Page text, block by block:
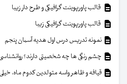
قالب پاورپوینت گرافیکی و طرح دار زیبا
قالب پاورپوینت گرافیکی زیبا
نمونه تدریس درس اول هدیه آسمان پنجم
چشم رنگی ها چه شخصیتی دارند؟
قیافه و ظاهر واسه متولدین کدوم ماه،